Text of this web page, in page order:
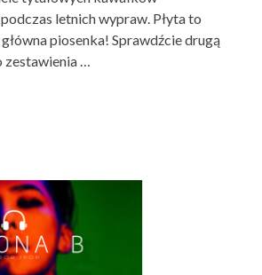
letnich wypraw. Płyta to
piosenka! Sprawdźcie drugą
…